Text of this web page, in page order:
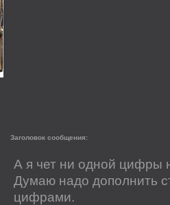
Заголовок сообщения:
А я чет ни одной цифры
Думаю надо дополнить
цифрами.